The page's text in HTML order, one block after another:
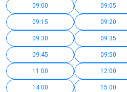
09:00 09:05
09:15 09:20
09:30 09:35
09:45 09:50
11:00 12:00
14:00 15:00